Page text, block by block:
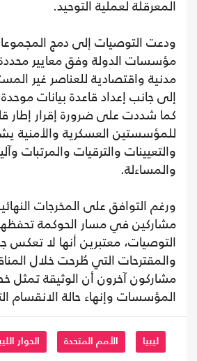
المعرقلة لعملية التوحيد.
ودعت التوصيات إلى دمج
مؤسسات الدولة وفق معايير
مدنية واقتصادية للعناصر غير
إلى جانب إعداد قاعدة بيانات موحدة
كما شددت على ضرورة إقرار إطار
للمؤسستين العسكرية والأمنية
والتعيينات والترقيات والمرتبات
والمساءلة.
ورغم التوافق على المخرجات
مشاركين في مسار الحوكمة
التوصيات، معتبرين أنها لا تعكس
والمقترحات التي طُرحت خلال
مشاركون آخرون أن الوثيقة تمثل
المؤسسات وإنهاء حالة الانقسام
ليبيا الأمم المتحدة الحوار